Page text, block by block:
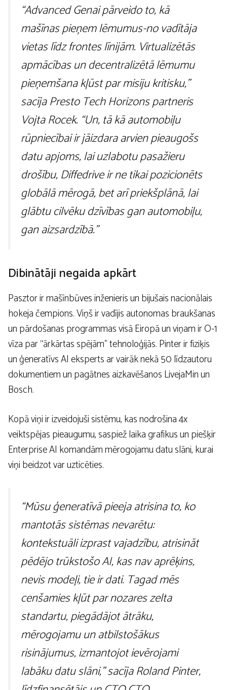
“Advanced Genai pārveido to, kā
mašīnas pieņem lēmumus-no vadītāja
vietas līdz frontes līnijām. Virtualizētās
apmācības un decentralizētā lēmumu
pieņemšana kļūst par misiju kritisku,”
sacīja Presto Tech Horizons partneris
Vojta Rocek. “Un, tā kā automobiļu
rūpniecībai ir jāizdara arvien pieaugošs
datu apjoms, lai uzlabotu pasažieru
drošību, Diffedrive ir ne tikai pozicionēts
globālā mērogā, bet arī priekšplānā, lai
glābtu cilvēku dzīvības gan automobiļu,
gan aizsardzībā.”
Dibinātāji negaida apkārt
Pasztor ir mašīnbūves inženieris un bijušais nacionālais
hokeja čempions. Viņš ir vadījis autonomas braukšanas
un pārdošanas programmas visā Eiropā un viņam ir O-1
vīza par “ārkārtas spējām” tehnoloģijās. Pinter ir fiziķis
un ģeneratīvs AI eksperts ar vairāk nekā 50 līdzautoru
dokumentiem un pagātnes aizkavēšanos LivejaMin un
Bosch.
Kopā viņi ir izveidojuši sistēmu, kas nodrošina 4x
veiktspējas pieaugumu, saspiež laika grafikus un piešķir
Enterprise AI komandām mērogojamu datu slāni, kurai
viņi beidzot var uzticēties.
“Mūsu ģeneratīvā pieeja atrisina to, ko
mantotās sistēmas nevarētu:
kontekstuāli izprast vajadzību, atrisināt
pēdējo trūkstošo AI, kas nav aprēķins,
nevis modeļi, tie ir dati. Tagad mēs
cenšamies kļūt par nozares zelta
standartu, piegādājot ātrāku,
mērogojamu un atbilstošākus
risinājumus, izmantojot ievērojami
labāku datu slāni,” sacīja Roland Pinter,